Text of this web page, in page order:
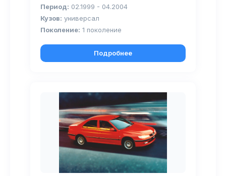
Период: 02.1999 - 04.2004
Кузов: универсал
Поколение: 1 поколение
Подробнее